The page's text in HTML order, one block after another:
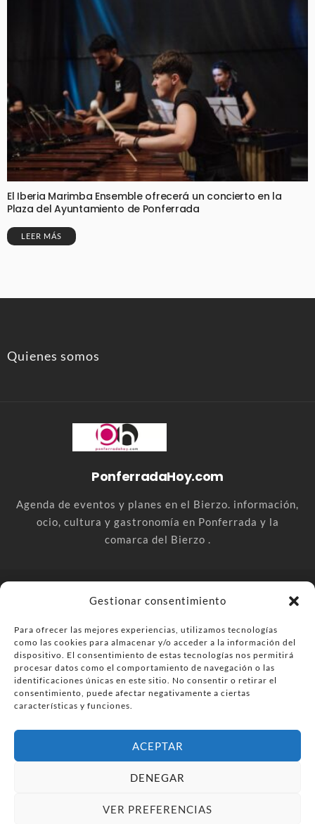
Gestionar consentimiento
Para ofrecer las mejores experiencias, utilizamos tecnologías
como las cookies para almacenar y/o acceder a la información del
dispositivo. El consentimiento de estas tecnologías nos permitirá
procesar datos como el comportamiento de navegación o las
identificaciones únicas en este sitio. No consentir o retirar el
consentimiento, puede afectar negativamente a ciertas
características y funciones.
ACEPTAR
DENEGAR
VER PREFERENCIAS
El Iberia Marimba Ensemble ofrecerá un concierto en la
Plaza del Ayuntamiento de Ponferrada
LEER MÁS
Quienes somos
PonferradaHoy.com
Agenda de eventos y planes en el Bierzo. información,
ocio, cultura y gastronomía en Ponferrada y la
comarca del Bierzo .
comarca del Bierzo
Anúnciate
Más información sobre las cookies
Envía tu negocio
Contacta Política de privacidad